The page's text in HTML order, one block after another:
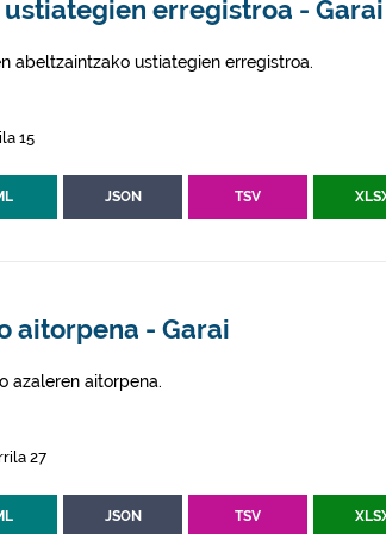
erregistroa - Garai
abeltzaintzako ustiategien erregistroa.
15
JSON TSV
aitorpena - Garai
azaleren aitorpena.
27
JSON TSV